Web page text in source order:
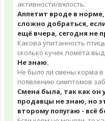
активности/вялость:
Аппетит вроде в
сложно добраться,
ещё вчера, сегодня не
Какова упитанность
сколько кучек помёта
Не знаю.
Не было ли смены корма
появлению симптомов
Смена была, так как
продавцы не знаю, но
второму попугаю - всё